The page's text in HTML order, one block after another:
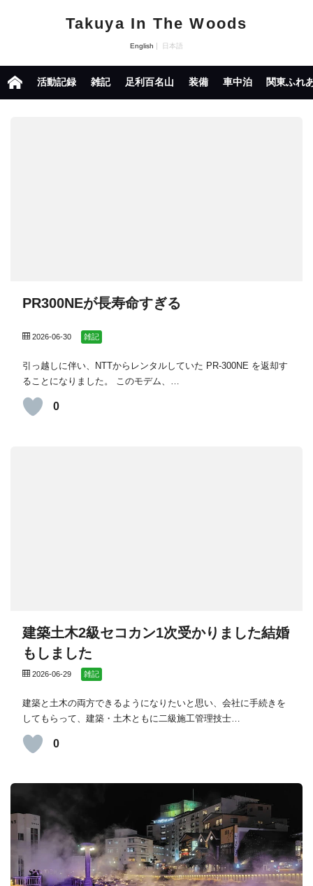
Takuya In The Woods
English 日本語
活動記録 雑記 足利百名山 装備 車中泊 関東ふれ
PR300NEが長寿命すぎる
2026-06-30 雑記
引っ越しに伴い、NTTからレンタルしていた PR-300NE を返却す
ることになりました。 このモデム、…
0
建築土木2級セコカン1次受かりました結婚
もしました
2026-06-29 雑記
建築と土木の両方できるようになりたいと思い、会社に手続きを
してもらって、建築・土木ともに二級施工管理技士…
0